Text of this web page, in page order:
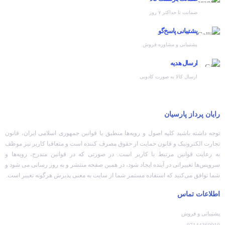
ضمانت تا حداکثر ۷ روز
پشتیبانی پاسخ‌گو
پشتیبانی و مشاوره فروش
ارسال هدیه
ارسال کالا به صورت کادویی
رایان پرداز پارسیان
توجه داشته باشید کلیه اصول و رویه‏‌ها منطبق با قوانین جمهوری اسلامی ایران، قانون
تجارت الکترونیک و قانون حمایت از حقوق مصرف کننده است و متعاقبا کاربر نیز موظف
به رعایت قوانین مرتبط با کاربر است. در صورتی که در قوانین مندرج، رویه‏‌ها و
سرویس‏‌ها تغییراتی در آینده ایجاد شود، در همین صفحه منتشر و به روز رسانی می شود و
شما توافق می‏‌کنید که استفاده مستمر شما از سایت به معنی پذیرش هرگونه تغییر است.
اطلاعات تماس
پشتیبانی و فروش